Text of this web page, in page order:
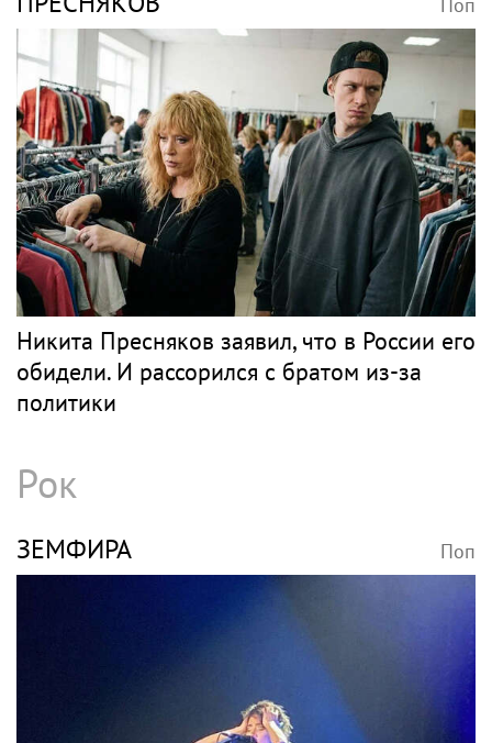
Поп
Никита Пресняков заявил, что в России его
обидели. И рассорился с братом из-за
политики
Рок
ЗЕМФИРА Поп